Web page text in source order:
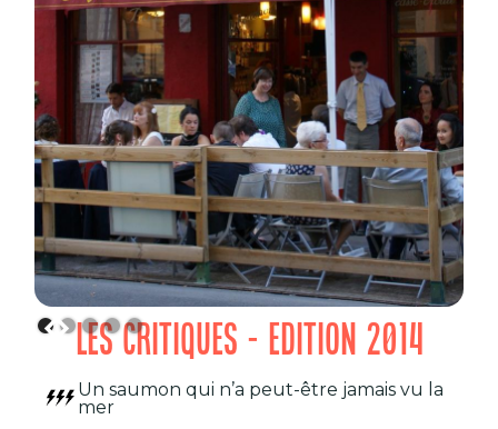
LES CRITIQUES - EDITION 2014
Un saumon qui n’a peut-être jamais vu la
mer